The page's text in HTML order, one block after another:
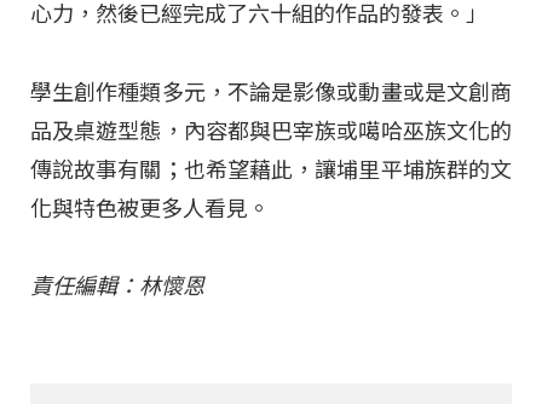
心力，然後已經完成了六十組的作品的發表。」
學生創作種類多元，不論是影像或動畫或是文創商
品及桌遊型態，內容都與巴宰族或噶哈巫族文化的
傳說故事有關；也希望藉此，讓埔里平埔族群的文
化與特色被更多人看見。
責任編輯：林懷恩